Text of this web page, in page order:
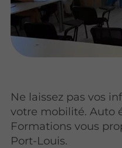
Ne laissez pas vos
votre mobilité. Auto
Formations vous
Port-Louis.